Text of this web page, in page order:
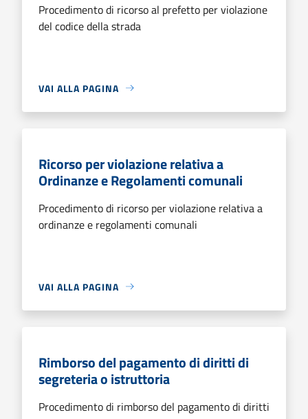
Procedimento di ricorso al prefetto per violazione
del codice della strada
VAI ALLA PAGINA
Ricorso per violazione relativa a
Ordinanze e Regolamenti comunali
Procedimento di ricorso per violazione relativa a
ordinanze e regolamenti comunali
VAI ALLA PAGINA
Rimborso del pagamento di diritti di
segreteria o istruttoria
Procedimento di rimborso del pagamento di diritti